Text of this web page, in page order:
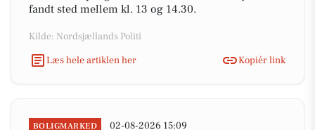
fandt sted mellem kl. 13 og 14.30.
Kilde: Nordsjællands Politi
Læs hele artiklen her
Kopiér link
BOLIGMARKED 02-08-2026 15:09